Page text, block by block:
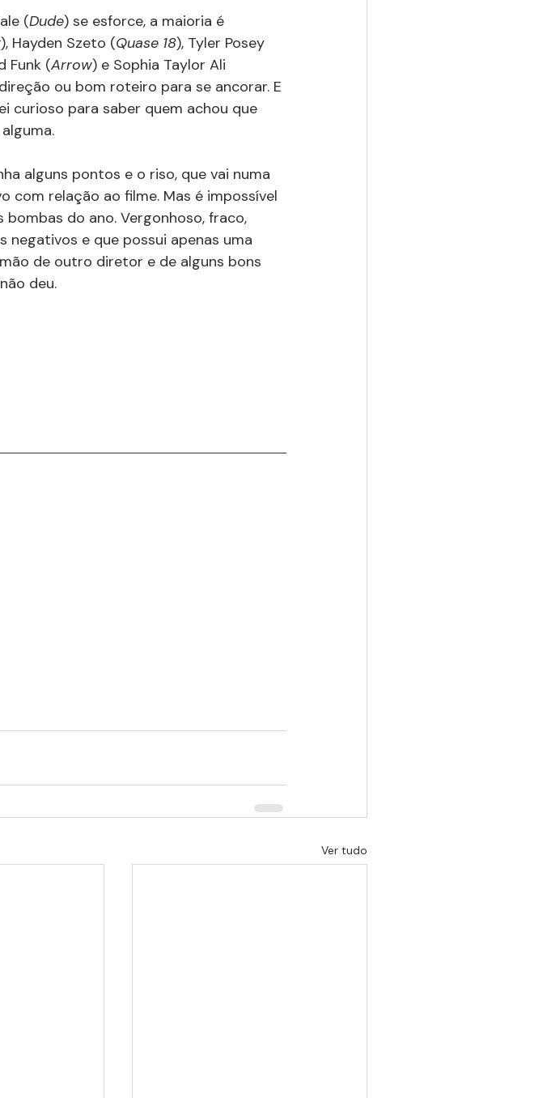
(Dude) se esforce, a maioria é
), Hayden Szeto (Quase 18), Tyler Posey
Funk (Arrow) e Sophia Taylor Ali
ou bom roteiro para se ancorar. E
curioso para saber quem achou que
alguns pontos e o riso, que vai numa
com relação ao filme. Mas é impossível
bombas do ano. Vergonhoso, fraco,
negativos e que possui apenas uma
de outro diretor e de alguns bons
deu.
Ver tudo